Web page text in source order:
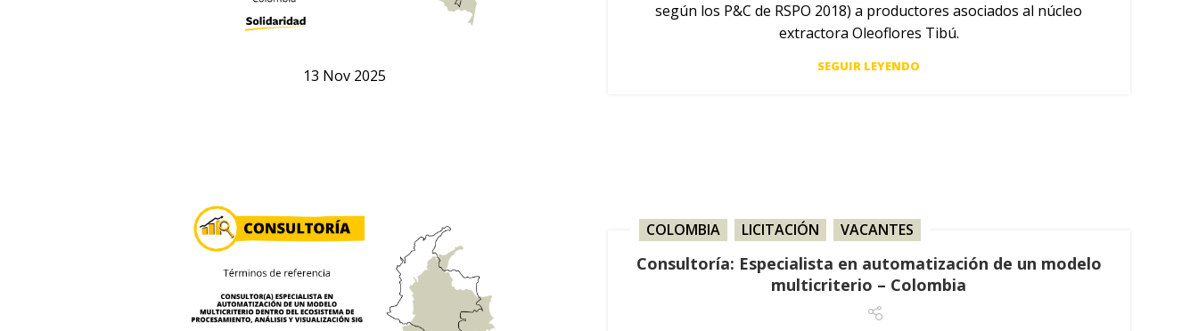
13 Nov 2025
según los P&C de RSPO 2018) a productores asociados al núcleo
extractora Oleoflores Tibú.
SEGUIR LEYENDO
COLOMBIA LICITACIÓN VACANTES
Consultoría: Especialista en automatización de un modelo
multicriterio – Colombia